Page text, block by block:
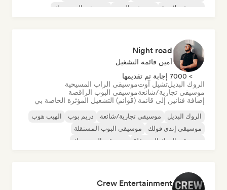
موسيقى لاتينية
موسيقى البوب موسيقى البوب روك
Night road
أمين قائمة التشغيل
> 7000 إجابة تم تقديمها
الروك البديلتشيل آوتموسيقى الراب المسيحية
موسيقى تجارية/شائعةموسيقى البوب الراقصة
إضافة فنانين إلى قائمة (قوائم) التشغيل المؤثرة الخاصة بي
الروك البديل موسيقى تجارية/شائعة دريم بوب
الهيب هوب
موسيقى إندي فولك
موسيقى البوب المستقلة
موسيقى الروك المستقلة
موسيقى البوب روك
Crew Entertainment